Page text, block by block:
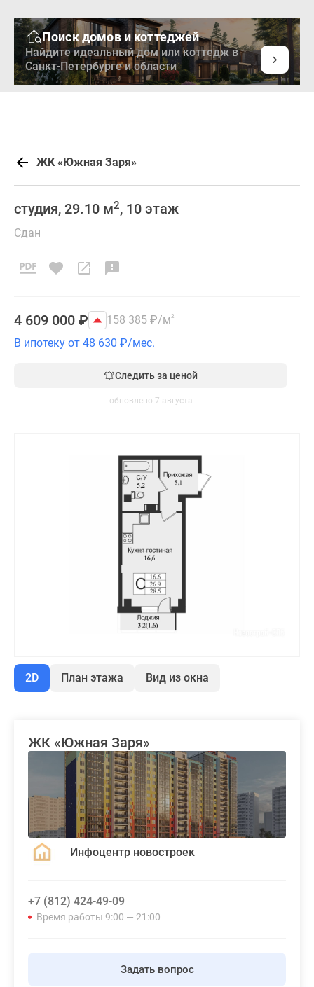
Поиск домов и коттеджей
Найдите идеальный дом или коттедж в
Санкт-Петербурге и области
ЖК «Южная Заря»
студия, 29.10 м2, 10 этаж
Сдан
4 609 000 ₽ 158 385 ₽/м2
В ипотеку от 48 630 ₽/мес.
Следить за ценой
обновлено 7 августа
2D План этажа Вид из окна
ЖК «Южная Заря»
Инфоцентр новостроек
+7 (812) 424-49-09
Время работы 9:00 — 21:00
Задать вопрос